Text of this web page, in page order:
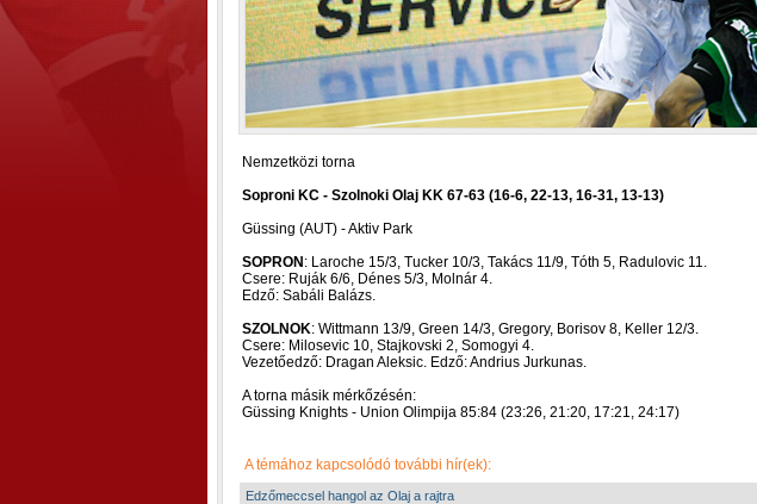
Nemzetközi torna
Soproni KC - Szolnoki Olaj KK 67-63 (16-6, 22-13, 16-31, 13-13)
Güssing (AUT) - Aktiv Park
SOPRON : Laroche 15/3, Tucker 10/3, Takács 11/9, Tóth 5, Radulovic 11.
Csere: Ruják 6/6, Dénes 5/3, Molnár 4.
Edző: Sabáli Balázs.
SZOLNOK: Wittmann 13/9, Green 14/3, Gregory, Borisov 8, Keller 12/3.
Csere: Milosevic 10, Stajkovski 2, Somogyi 4.
Vezetőedző: Dragan Aleksic. Edző: Andrius Jurkunas.
A torna másik mérkőzésén:
Güssing Knights - Union Olimpija 85:84 (23:26, 21:20, 17:21, 24:17)
A témához kapcsolódó további hír(ek):
Edzőmeccsel hangol az Olaj a rajtra